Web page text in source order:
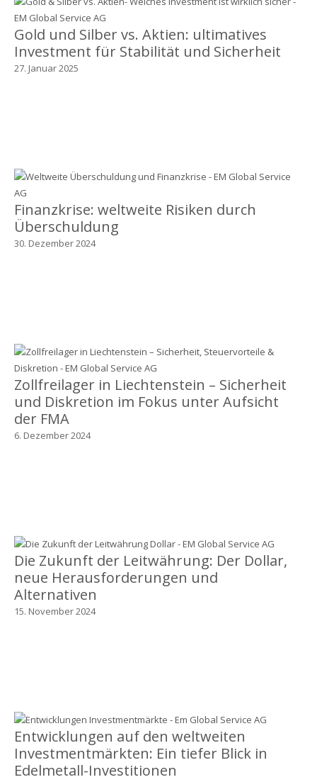
Gold und Silber vs. Aktien: ultimatives
Investment für Stabilität und Sicherheit
27. Januar 2025
Finanzkrise: weltweite Risiken durch
Überschuldung
30. Dezember 2024
Zollfreilager in Liechtenstein – Sicherheit
und Diskretion im Fokus unter Aufsicht
der FMA
6. Dezember 2024
Die Zukunft der Leitwährung: Der Dollar,
neue Herausforderungen und
Alternativen
15. November 2024
Entwicklungen auf den weltweiten
Investmentmärkten: Ein tiefer Blick in
Edelmetall-Investitionen